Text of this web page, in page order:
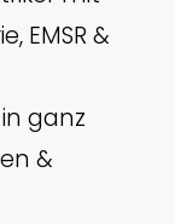
EMSR &
ganz
&